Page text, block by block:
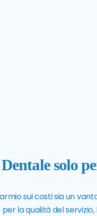
solo
sui costi sia un
la qualità del